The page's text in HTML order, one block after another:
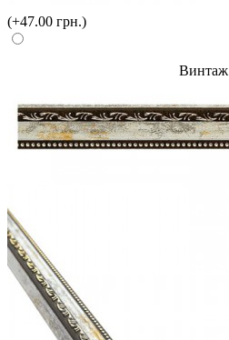
(+47.00 грн.)
Винтаж